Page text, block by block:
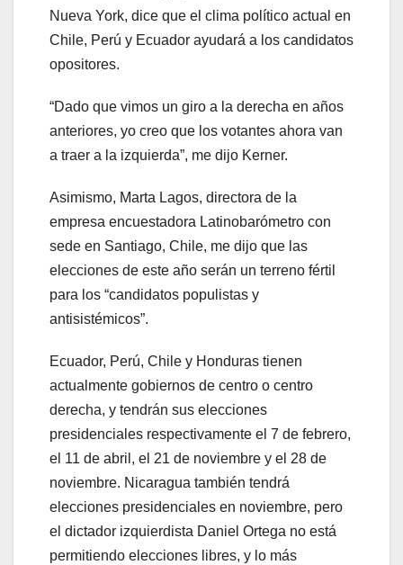
Nueva York, dice que el clima político actual en
Chile, Perú y Ecuador ayudará a los candidatos
opositores.
“Dado que vimos un giro a la derecha en años
anteriores, yo creo que los votantes ahora van
a traer a la izquierda”, me dijo Kerner.
Asimismo, Marta Lagos, directora de la
empresa encuestadora Latinobarómetro con
sede en Santiago, Chile, me dijo que las
elecciones de este año serán un terreno fértil
para los “candidatos populistas y
antisistémicos”.
Ecuador, Perú, Chile y Honduras tienen
actualmente gobiernos de centro o centro
derecha, y tendrán sus elecciones
presidenciales respectivamente el 7 de febrero,
el 11 de abril, el 21 de noviembre y el 28 de
noviembre. Nicaragua también tendrá
elecciones presidenciales en noviembre, pero
el dictador izquierdista Daniel Ortega no está
permitiendo elecciones libres, y lo más